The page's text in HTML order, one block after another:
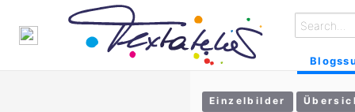
Einzelbilder